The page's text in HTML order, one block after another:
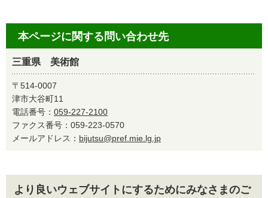
本ページに関する問い合わせ先
三重県 美術館
〒514-0007
津市大谷町11
電話番号： 059-227-2100
ファクス番号：059-223-0570
メールアドレス： bijutsu@pref.mie.lg.jp
より良いウェブサイトにするためにみなさまのご